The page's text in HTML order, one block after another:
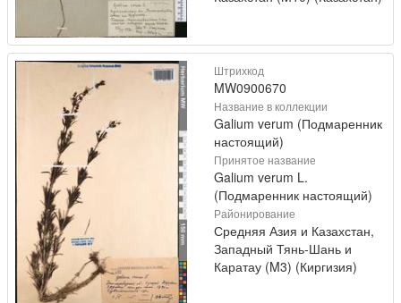
Штрихкод
MW0900670
Название в коллекции
Galium verum (Подмаренник
настоящий)
Принятое название
Galium verum L.
(Подмаренник настоящий)
Районирование
Средняя Азия и Казахстан,
Западный Тянь-Шань и
Каратау (M3) (Киргизия)